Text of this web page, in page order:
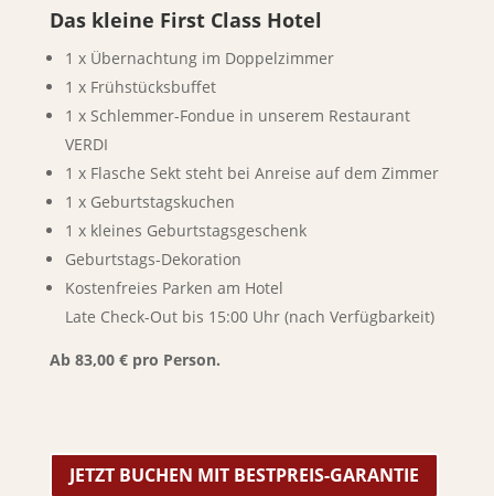
Das kleine First Class Hotel
1 x Übernachtung im Doppelzimmer
1 x Frühstücksbuffet
1 x Schlemmer-Fondue in unserem Restaurant
VERDI
1 x Flasche Sekt steht bei Anreise auf dem Zimmer
1 x Geburtstagskuchen
1 x kleines Geburtstagsgeschenk
Geburtstags-Dekoration
Kostenfreies Parken am Hotel
Late Check-Out bis 15:00 Uhr (nach Verfügbarkeit)
Ab 83,00 € pro Person.
JETZT BUCHEN MIT BESTPREIS-GARANTIE